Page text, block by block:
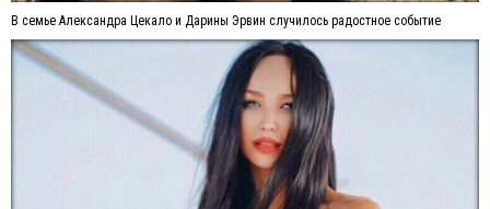
В семье Александра Цекало и Дарины Эрвин случилось радостное событие